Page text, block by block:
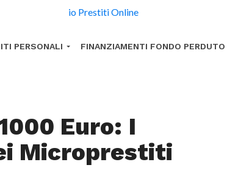
PERSONALI FINANZIAMENTI FONDO PERDUTO
Euro: I
Microprestiti